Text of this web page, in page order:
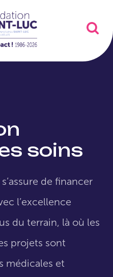
soins
de financer
l’excellence
du terrain, là où les
projets sont
médicales et